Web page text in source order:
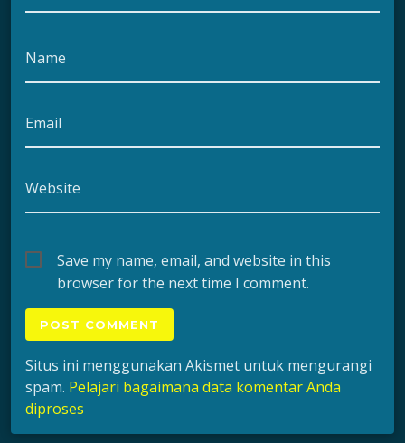
Name
Email
Website
Save my name, email, and website in this
browser for the next time I comment.
Situs ini menggunakan Akismet untuk mengurangi
spam. Pelajari bagaimana data komentar Anda
diproses